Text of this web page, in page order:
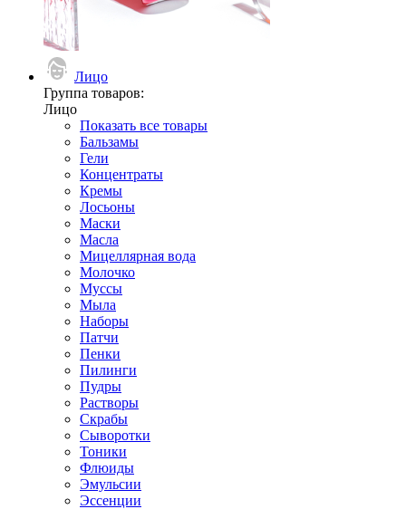
Лицо
Группа товаров:
Лицо
Показать все товары
Бальзамы
Гели
Концентраты
Кремы
Лосьоны
Маски
Масла
Мицеллярная вода
Молочко
Муссы
Мыла
Наборы
Патчи
Пенки
Пилинги
Пудры
Растворы
Скрабы
Сыворотки
Тоники
Флюиды
Эмульсии
Эссенции